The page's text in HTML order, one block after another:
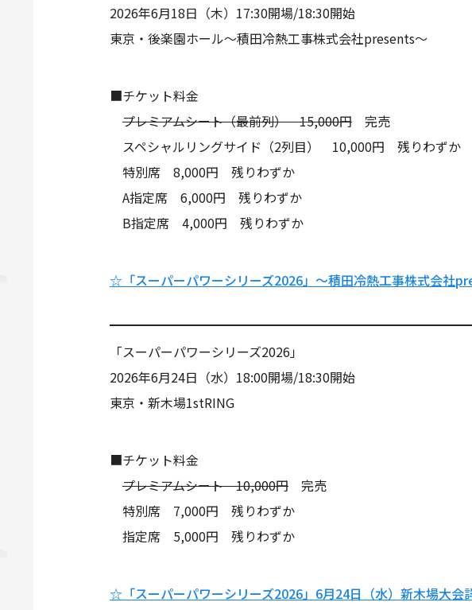
2026年6月18日（木）17:30開場/18:30開始
東京・後楽園ホール～積田冷熱工事株式会社presents～
■チケット料金
プレミアムシート（最前列） 15,000円 完売
スペシャルリングサイド（2列目） 10,000円 残りわずか
特別席 8,000円 残りわずか
A指定席 6,000円 残りわずか
B指定席 4,000円 残りわずか
☆「スーパーパワーシリーズ2026」～積田冷熱工事株式会社
「スーパーパワーシリーズ2026」
2026年6月24日（水）18:00開場/18:30開始
東京・新木場1stRING
■チケット料金
プレミアムシート 10,000円 完売
特別席 7,000円 残りわずか
指定席 5,000円 残りわずか
☆「スーパーパワーシリーズ2026」6月24日（水）新木場大会